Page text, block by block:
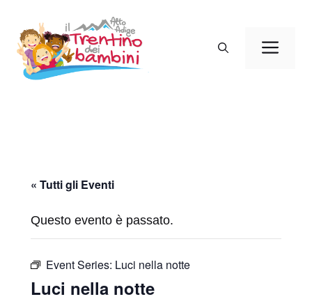
contenuto
« Tutti gli Eventi
Questo evento è passato.
Event Series: Luci nella notte
Luci nella notte